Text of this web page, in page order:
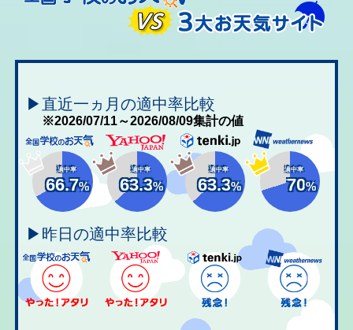
▶直近一ヵ月の適中率比較
※2026/07/11～2026/08/09集計の値
適中率
66.7%
適中率
63.3%
適中率
63.3%
適中率
70%
▶昨日の適中率比較